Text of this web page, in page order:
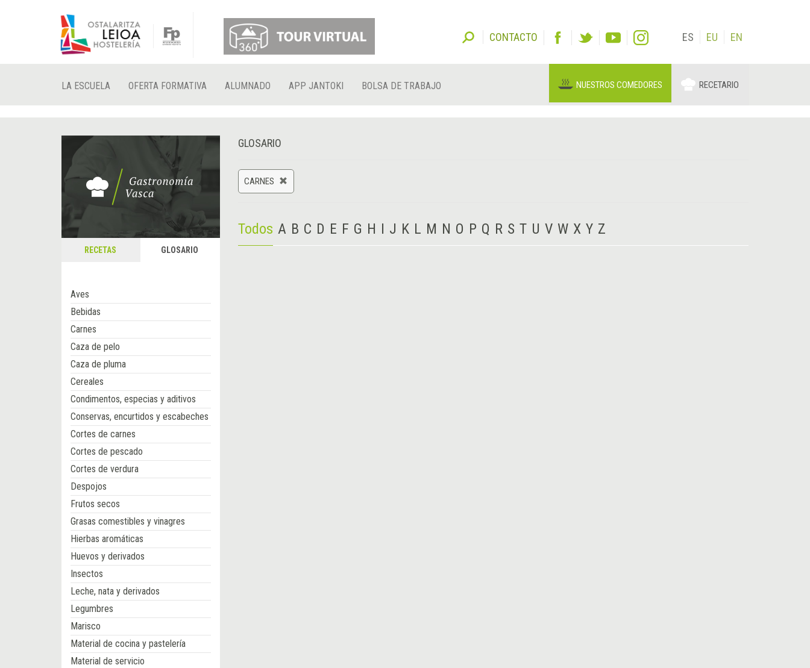
CONTACTO ES EU EN
LA ESCUELA OFERTA FORMATIVA ALUMNADO APP JANTOKI BOLSA DE TRABAJO NUESTROS COMEDORES RECETARIO
RECETAS GLOSARIO
Aves
Bebidas
Carnes
Caza de pelo
Caza de pluma
Cereales
Condimentos, especias y aditivos
Conservas, encurtidos y escabeches
Cortes de carnes
Cortes de pescado
Cortes de verdura
Despojos
Frutos secos
Grasas comestibles y vinagres
Hierbas aromáticas
Huevos y derivados
Insectos
Leche, nata y derivados
Legumbres
Marisco
Material de cocina y pastelería
Material de servicio
GLOSARIO
CARNES
Todos A B C D E F G H I J K L M N O P Q R S T U V W X Y Z